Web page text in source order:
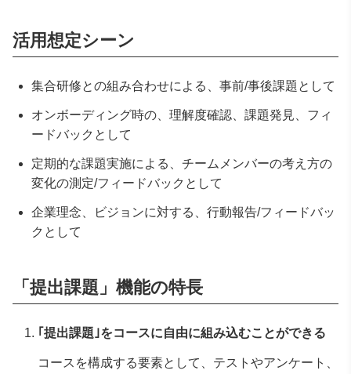
活用想定シーン
集合研修との組み合わせによる、事前/事後課題として
オンボーディング時の、理解度確認、課題発見、フィ
ードバックとして
定期的な課題実施による、チームメンバーの考え方の
変化の測定/フィードバックとして
企業理念、ビジョンに対する、行動報告/フィードバッ
クとして
「提出課題」機能の特長
｢提出課題｣をコースに自由に組み込むことができる
コースを構成する要素として、テストやアンケート、